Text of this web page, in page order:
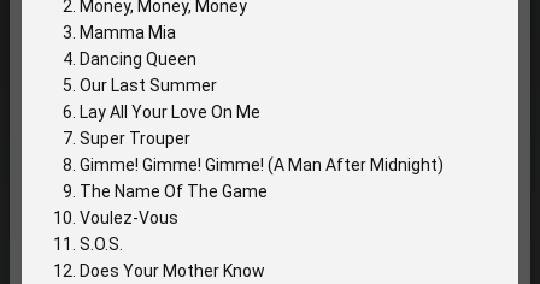
Money, Money, Money
Mamma Mia
Dancing Queen
Our Last Summer
Lay All Your Love On Me
Super Trouper
Gimme! Gimme! Gimme! (A Man After Midnight)
The Name Of The Game
Voulez-Vous
S.O.S.
Does Your Mother Know